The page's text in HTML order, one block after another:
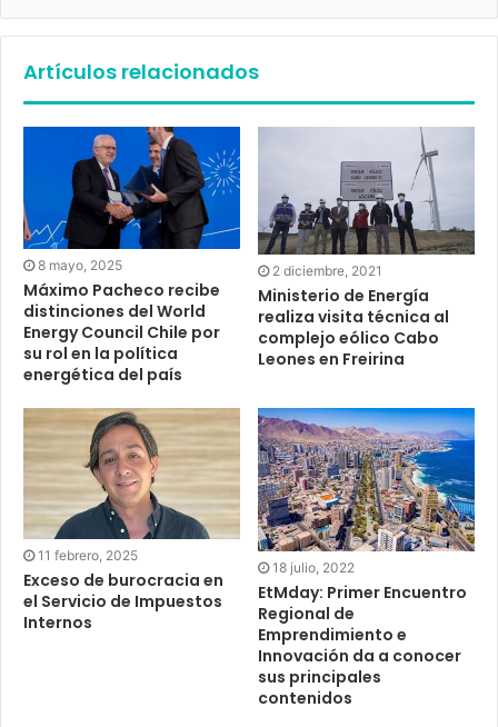
Artículos relacionados
8 mayo, 2025
Máximo Pacheco recibe
distinciones del World
Energy Council Chile por
su rol en la política
energética del país
2 diciembre, 2021
Ministerio de Energía
realiza visita técnica al
complejo eólico Cabo
Leones en Freirina
11 febrero, 2025
Exceso de burocracia en
el Servicio de Impuestos
Internos
18 julio, 2022
EtMday: Primer Encuentro
Regional de
Emprendimiento e
Innovación da a conocer
sus principales
contenidos